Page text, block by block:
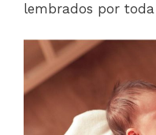
lembrados por